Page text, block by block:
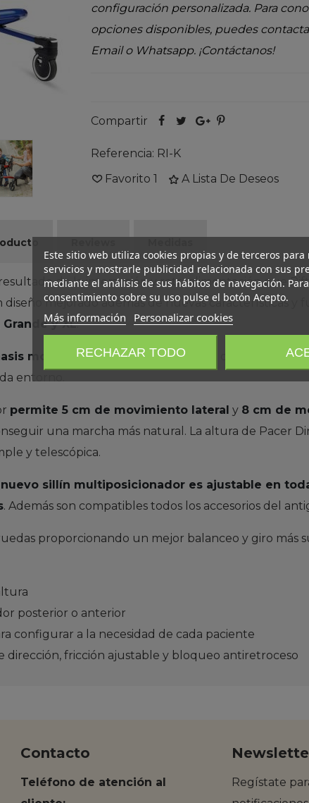
configuración personalizada. Para
opciones disponibles, puedes
Email o Whatsapp. ¡Contáctanos!
Compartir
Referencia: RI-K
Favorito 1 A Lista De Deseos
de la interacción y retroalimentación que
mejorado además de nuevas características y
y XL.
modular de dos piezas. Con dos chasis
entorno.
permite 5 cm de movimiento lateral y 8 cm de
una marcha más natural. La altura de Pacer
y telescópica.
sillín multiposicionador es ajustable en
. Además son compatibles todos los accesorios del
proporcionando un mejor balanceo y giro
posterior o anterior
configurar a la necesidad de cada paciente
dirección, fricción ajustable y bloqueo antiretroceso
Este sitio web utiliza cookies propias y de terceros
servicios y mostrarle publicidad relacionada con sus
mediante el análisis de sus hábitos de navegación.
consentimiento sobre su uso pulse el botón Acepto.
Más información Personalizar cookies
RECHAZAR TODO
Contacto
Teléfono de atención al
Regístate